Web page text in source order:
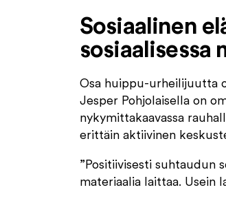
Sosiaalinen
sosiaalisessa
Osa huippu-urheilijuutta
Jesper Pohjolaisella on
nykymittakaavassa
erittäin aktiivinen
”Positiivisesti suhtaudun
materiaalia laittaa. Usein